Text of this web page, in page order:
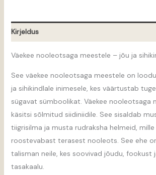
Kirjeldus
Väekee nooleotsaga meestele – jõu ja
See väekee nooleotsaga meestele on
ja sihikindlale inimesele, kes väärtustab
sügavat sümboolikat. Väekee nooleotsaga
käsitsi sõlmitud siidiniidile. See sisaldab
tiigrisilma ja musta rudraksha helmeid,
roostevabast terasest nooleots. See ehe
talisman neile, kes soovivad jõudu, fookust
tasakaalu.